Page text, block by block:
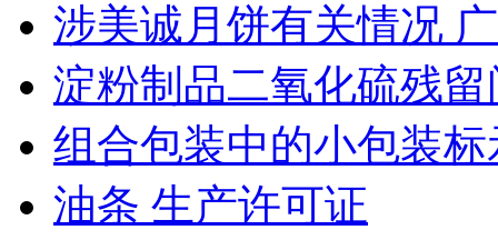
涉美诚月饼有关情况
淀粉制品二氧化硫残留
组合包装中的小包装
油条 生产许可证